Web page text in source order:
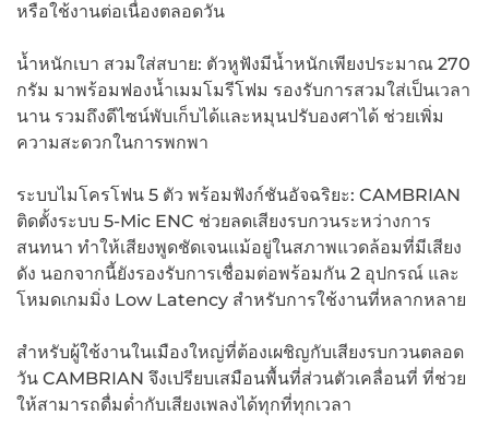
หรือใช้งานต่อเนื่องตลอดวัน
น้ำหนักเบา สวมใส่สบาย: ตัวหูฟังมีน้ำหนักเพียงประมาณ 270
กรัม มาพร้อมฟองน้ำเมมโมรีโฟม รองรับการสวมใส่เป็นเวลา
นาน รวมถึงดีไซน์พับเก็บได้และหมุนปรับองศาได้ ช่วยเพิ่ม
ความสะดวกในการพกพา
ระบบไมโครโฟน 5 ตัว พร้อมฟังก์ชันอัจฉริยะ: CAMBRIAN
ติดตั้งระบบ 5-Mic ENC ช่วยลดเสียงรบกวนระหว่างการ
สนทนา ทำให้เสียงพูดชัดเจนแม้อยู่ในสภาพแวดล้อมที่มีเสียง
ดัง นอกจากนี้ยังรองรับการเชื่อมต่อพร้อมกัน 2 อุปกรณ์ และ
โหมดเกมมิ่ง Low Latency สำหรับการใช้งานที่หลากหลาย
สำหรับผู้ใช้งานในเมืองใหญ่ที่ต้องเผชิญกับเสียงรบกวนตลอด
วัน CAMBRIAN จึงเปรียบเสมือนพื้นที่ส่วนตัวเคลื่อนที่ ที่ช่วย
ให้สามารถดื่มด่ำกับเสียงเพลงได้ทุกที่ทุกเวลา